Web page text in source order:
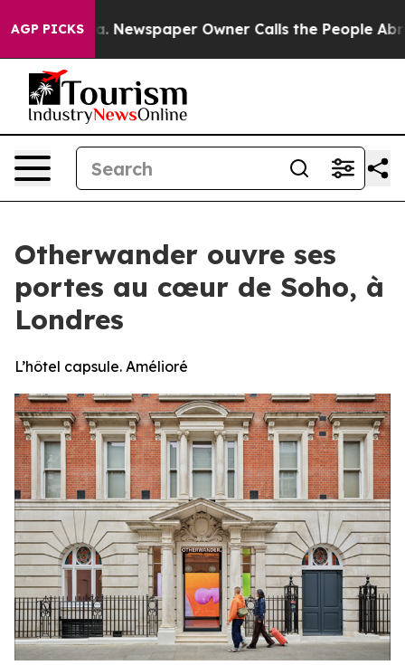
AGP PICKSNewspaper Owner Calls the People Abruptly
Otherwander ouvre ses
portes au cœur de Soho, à
Londres
L’hôtel capsule. Amélioré